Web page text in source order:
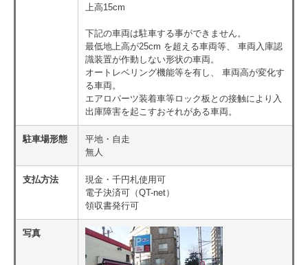
上高15cm
下記の車両は駐車する事ができません。
最低地上高が25cm を超える車両等、 車両入庫認
識装置が作動しない形状の車両。
オートレベリング機能等を有し、 車両高が変化す
る車両。
エアロパーツ装着車等ロック板との接触により入
出庫障害を起こすおそれがある車両。
駐車場形態
平地・自走
無人
支払方法
現金・千円札使用可
電子決済可（QT-net）
領収書発行可
写真